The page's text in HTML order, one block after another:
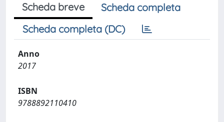
Scheda breve
Scheda completa
Scheda completa (DC)
Anno
2017
ISBN
9788892110410